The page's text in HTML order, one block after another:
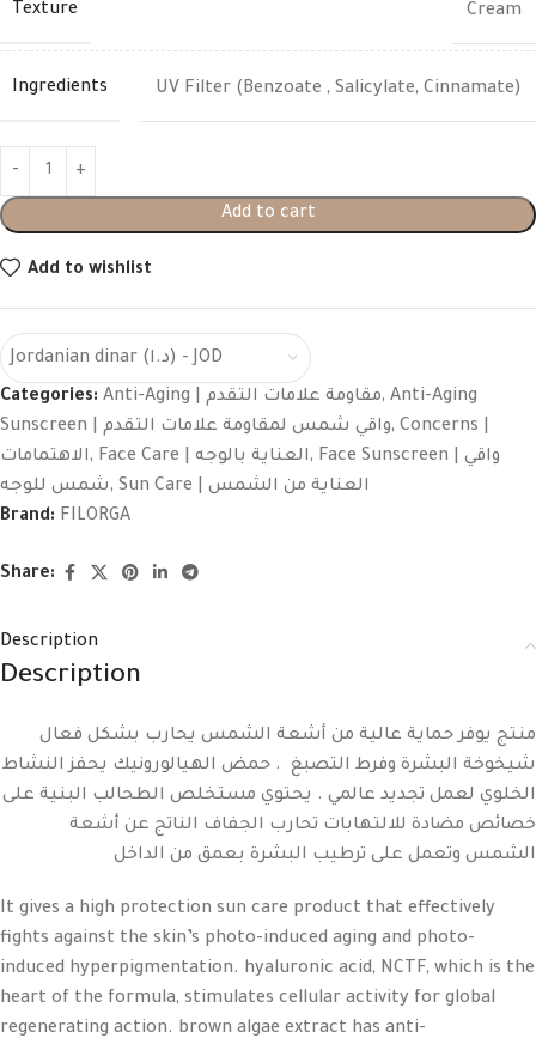
Texture Cream
Ingredients UV Filter (Benzoate , Salicylate, Cinnamate)
Add to cart
Add to wishlist
Jordanian dinar (د.ا) - JOD
Categories: Anti-Aging | مقاومة علامات التقدم, Anti-Aging
Sunscreen | واقي شمس لمقاومة علامات التقدم, Concerns |
الاهتمامات, Face Care | العناية بالوجه, Face Sunscreen | واقي
شمس للوجه,
Sun Care | العناية من الشمس
Brand: FILORGA
Share:
Description
Description
منتج يوفر حماية عالية من أشعة الشمس يحارب بشكل فعال
شيخوخة البشرة وفرط التصبغ . حمض الهيالورونيك يحفز النشاط
الخلوي لعمل تجديد عالمي . يحتوي مستخلص الطحالب البنية على
خصائص مضادة للالتهابات تحارب الجفاف الناتج عن أشعة
الشمس وتعمل على ترطيب البشرة بعمق من الداخل
It gives a high protection sun care product that effectively
fights against the skin’s photo-induced aging and photo-
induced hyperpigmentation. hyaluronic acid, NCTF, which is the
heart of the formula, stimulates cellular activity for global
regenerating action. brown algae extract has anti-